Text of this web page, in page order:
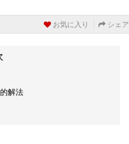
お気に入り シェア
解法